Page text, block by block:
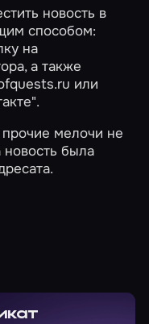
новость в
способом:
на
а также
или
мелочи не
новость была